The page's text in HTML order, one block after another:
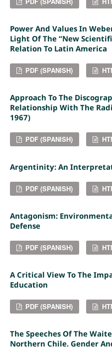
Power And Values In
Light Of The “new
Relation To Latin America
PDF (SPANISH)
Approach To The
Relationship With The
1967)
PDF (SPANISH)
Argentinity: An
PDF (SPANISH)
Antagonism:
Defense
PDF (SPANISH)
A Critical View To The
Education
PDF (SPANISH)
The Speeches Of The
Northern Chile. Gender